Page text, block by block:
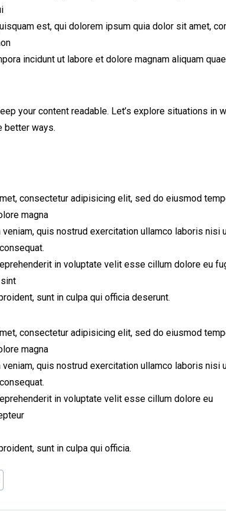
est, qui dolorem ipsum quia dolor sit amet,
incidunt ut labore et dolore magnam aliquam
your content readable. Let’s explore situations in
better ways.
consectetur adipisicing elit, sed do eiusmod
magna
veniam, quis nostrud exercitation ullamco laboris nisi
in voluptate velit esse cillum dolore eu
sunt in culpa qui officia deserunt.
consectetur adipisicing elit, sed do eiusmod
magna
veniam, quis nostrud exercitation ullamco laboris nisi
in voluptate velit esse cillum dolore eu
sunt in culpa qui officia.